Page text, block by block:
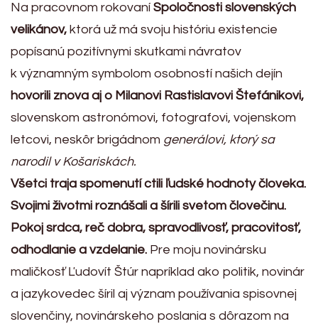
Na pracovnom rokovaníSpoločnosti slovenských
velikánov, ktorá už má svoju históriu existencie
popísanú pozitívnymi skutkami návratov
k významným symbolom osobností našich dejín
hovorili znova aj o Milanovi Rastislavovi Štefánikovi,
slovenskom astronómovi, fotografovi, vojenskom
letcovi, neskôr brigádnom generálovi, ktorý sa
narodil v Košariskách.
Všetci traja spomenutí ctili ľudské hodnoty človeka.
Svojimi životmi roznášali a šírili svetom človečinu.
Pokoj srdca, reč dobra, spravodlivosť, pracovitosť,
odhodlanie a vzdelanie. Pre moju novinársku
maličkosť Ľudovít Štúr napríklad ako politik, novinár
a jazykovedec šíril aj význam používania spisovnej
slovenčiny, novinárskeho poslania s dôrazom na